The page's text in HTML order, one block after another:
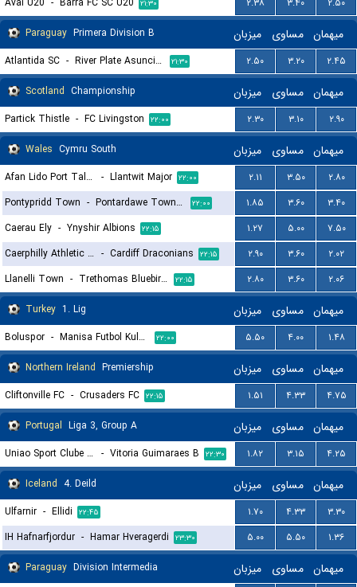
۲۱:۳۰
Paraguay Primera Division B میزبان مساوی میهمان
Atlantida SC - River Plate Asuncion ۲۱:۳۰ ۲.۵۰ ۳.۲۰
۲.۴۵
Scotland Championship میزبان مساوی میهمان
Partick Thistle - FC Livingston ۲۲:۰۰ ۲.۳۰ ۳.۱۰
۲.۹۰
Wales Cymru South میزبان مساوی میهمان
Afan Lido Port Talbot - Llantwit Major ۲۲:۰۰ ۲.۱۱ ۳.۵۰
۲.۸۰
Pontypridd Town - Pontardawe Town A.F.C. ۲۲:۰۰ ۱.۸۵ ۳.۶۰
۳.۴۰
Caerau Ely - Ynyshir Albions ۲۲:۱۵ ۱.۲۷ ۵.۰۰
۷.۵۰
Caerphilly Athletic FC - Cardiff Draconians ۲۲:۱۵ ۲.۹۰ ۳.۶۰
۲.۰۲
Llanelli Town - Trethomas Bluebirds ۲۲:۱۵ ۲.۸۰ ۳.۶۰
۲.۰۶
Turkey 1. Lig میزبان مساوی میهمان
Boluspor - Manisa Futbol Kulubu ۲۲:۰۰ ۵.۵۰ ۴.۰۰
۱.۴۸
Northern Ireland Premiership میزبان مساوی میهمان
Cliftonville FC - Crusaders FC ۲۲:۱۵ ۱.۵۱ ۴.۳۳
۴.۷۵
Portugal Liga 3, Group A میزبان مساوی میهمان
Uniao Sport Clube Paredes - Vitoria Guimaraes B ۲۲:۳۰ ۱.۸۲ ۳.۱۵
۴.۲۵
Iceland 4. Deild میزبان مساوی میهمان
Ulfarnir - Ellidi ۲۲:۴۵ ۱.۷۰ ۴.۳۳
۳.۳۰
IH Hafnarfjordur - Hamar Hveragerdi ۲۳:۳۰ ۵.۰۰ ۵.۵۰
۱.۳۶
Paraguay Division Intermedia میزبان مساوی میهمان